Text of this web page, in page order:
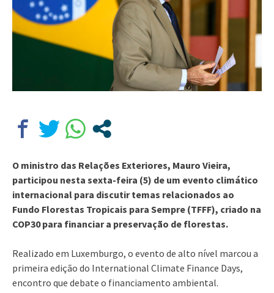
O ministro das Relações Exteriores, Mauro Vieira,
participou nesta sexta-feira (5) de um evento climático
internacional para discutir temas relacionados ao
Fundo Florestas Tropicais para Sempre (TFFF), criado na
COP30 para financiar a preservação de florestas.
Realizado em Luxemburgo, o evento de alto nível marcou a
primeira edição do International Climate Finance Days,
encontro que debate o financiamento ambiental.